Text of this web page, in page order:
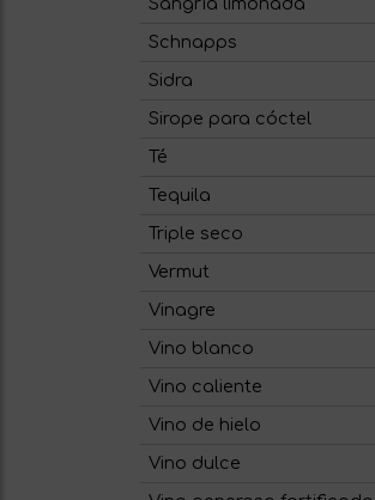
Schnapps
Sidra
Sirope para cóctel
Té
Tequila
Triple seco
Vermut
Vinagre
Vino blanco
Vino caliente
Vino de hielo
Vino dulce